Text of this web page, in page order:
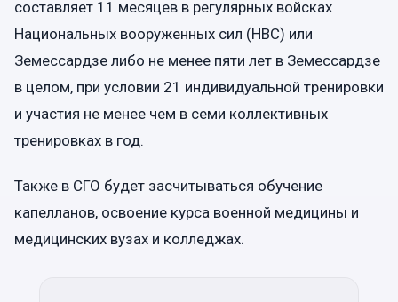
составляет 11 месяцев в регулярных войсках
Национальных вооруженных сил (НВС) или
Земессардзе либо не менее пяти лет в Земессардзе
в целом, при условии 21 индивидуальной тренировки
и участия не менее чем в семи коллективных
тренировках в год.
Также в СГО будет засчитываться обучение
капелланов, освоение курса военной медицины и
медицинских вузах и колледжах.